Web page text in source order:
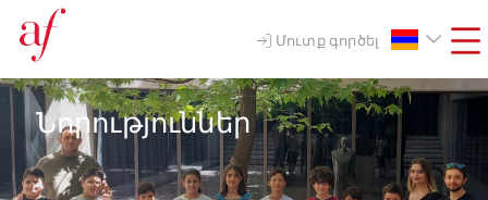
Մուտք գործել
Նորություններ